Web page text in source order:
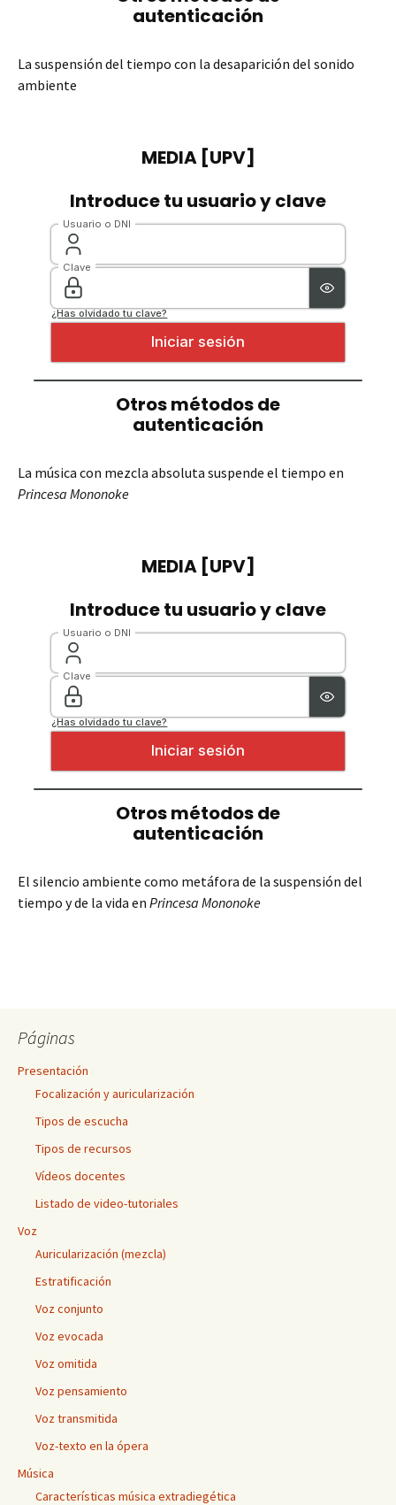
La suspensión del tiempo con la desaparición del sonido
ambiente
La música con mezcla absoluta suspende el tiempo en
Princesa Mononoke
El silencio ambiente como metáfora de la suspensión del
tiempo y de la vida en Princesa Mononoke
Páginas
Presentación
Focalización y auricularización
Tipos de escucha
Tipos de recursos
Vídeos docentes
Listado de video-tutoriales
Voz
Auricularización (mezcla)
Estratificación
Voz conjunto
Voz evocada
Voz omitida
Voz pensamiento
Voz transmitida
Voz-texto en la ópera
Música
Características música extradiegética